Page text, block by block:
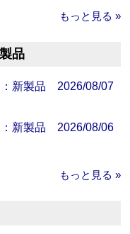
もっと見る »
品
：新製品 2026/08/07
：新製品 2026/08/06
もっと見る »